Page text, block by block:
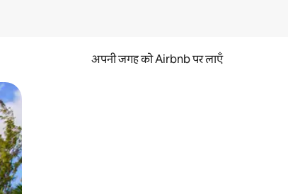
अपनी जगह को Airbnb पर लाएँ